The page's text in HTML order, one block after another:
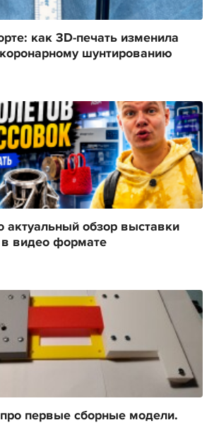
как 3D-печать изменила
шунтированию
актуальный обзор выставки
видео формате
первые сборные модели.